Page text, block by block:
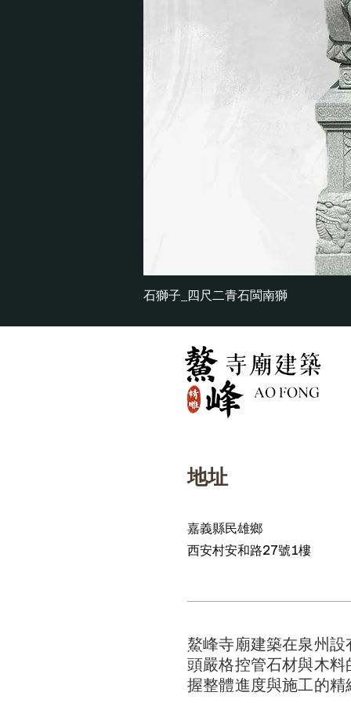
石獅子_四尺二青石閩南獅
地址
嘉義縣民雄鄉
西安村安和路27號1樓
鰲峰寺廟建築在泉州
頭嚴格控管石材與木
握整體進度與施工的精